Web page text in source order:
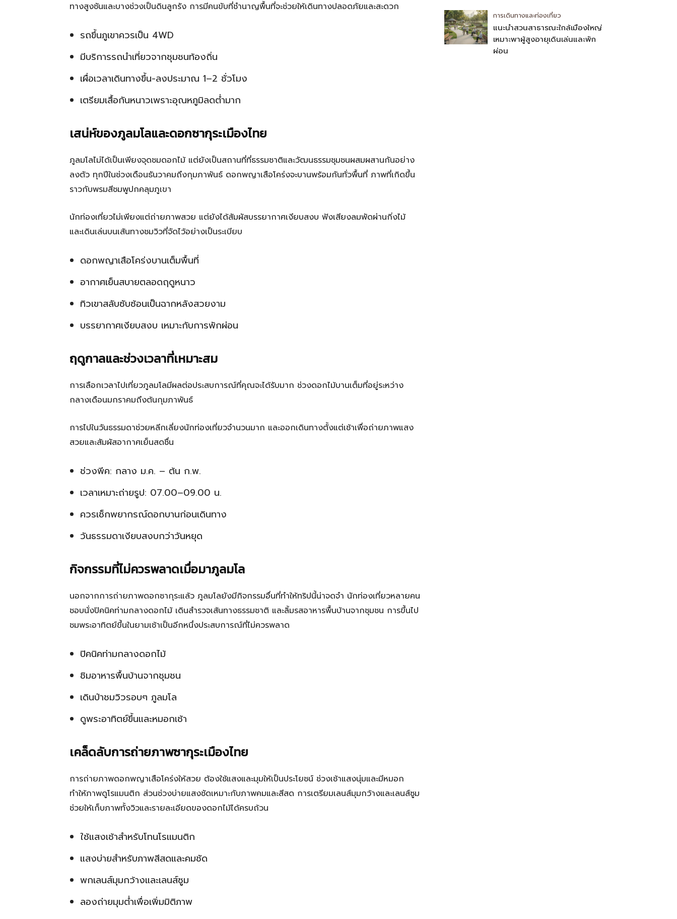
ทางสูงชันและบางช่วงเป็นดินลูกรัง การมีคนขับที่ชำนาญพื้นที่จะช่วยให้เดินทางปลอดภัยและสะดวก
รถขึ้นภูเขาควรเป็น 4WD
มีบริการรถนำเที่ยวจากชุมชนท้องถิ่น
เผื่อเวลาเดินทางขึ้น-ลงประมาณ 1–2 ชั่วโมง
เตรียมเสื้อกันหนาวเพราะอุณหภูมิลดต่ำมาก
เสน่ห์ของภูลมโลและดอกซากุระเมืองไทย
ภูลมโลไม่ได้เป็นเพียงจุดชมดอกไม้ แต่ยังเป็นสถานที่ที่ธรรมชาติและวัฒนธรรมชุมชนผสมผสานกันอย่าง
ลงตัว ทุกปีในช่วงเดือนธันวาคมถึงกุมภาพันธ์ ดอกพญาเสือโคร่งจะบานพร้อมกันทั่วพื้นที่ ภาพที่เกิดขึ้น
ราวกับพรมสีชมพูปกคลุมภูเขา
นักท่องเที่ยวไม่เพียงแต่ถ่ายภาพสวย แต่ยังได้สัมผัสบรรยากาศเงียบสงบ ฟังเสียงลมพัดผ่านกิ่งไม้
และเดินเล่นบนเส้นทางชมวิวที่จัดไว้อย่างเป็นระเบียบ
ดอกพญาเสือโคร่งบานเต็มพื้นที่
อากาศเย็นสบายตลอดฤดูหนาว
ทิวเขาสลับซับซ้อนเป็นฉากหลังสวยงาม
บรรยากาศเงียบสงบ เหมาะกับการพักผ่อน
ฤดูกาลและช่วงเวลาที่เหมาะสม
การเลือกเวลาไปเที่ยวภูลมโลมีผลต่อประสบการณ์ที่คุณจะได้รับมาก ช่วงดอกไม้บานเต็มที่อยู่ระหว่าง
กลางเดือนมกราคมถึงต้นกุมภาพันธ์
การไปในวันธรรมดาช่วยหลีกเลี่ยงนักท่องเที่ยวจำนวนมาก และออกเดินทางตั้งแต่เช้าเพื่อถ่ายภาพแสง
สวยและสัมผัสอากาศเย็นสดชื่น
ช่วงพีค: กลาง ม.ค. – ต้น ก.พ.
เวลาเหมาะถ่ายรูป: 07.00–09.00 น.
ควรเช็กพยากรณ์ดอกบานก่อนเดินทาง
วันธรรมดาเงียบสงบกว่าวันหยุด
กิจกรรมที่ไม่ควรพลาดเมื่อมาภูลมโล
นอกจากการถ่ายภาพดอกซากุระแล้ว ภูลมโลยังมีกิจกรรมอื่นที่ทำให้ทริปนี้น่าจดจำ นักท่องเที่ยวหลายคน
ชอบนั่งปิคนิคท่ามกลางดอกไม้ เดินสำรวจเส้นทางธรรมชาติ และลิ้มรสอาหารพื้นบ้านจากชุมชน การขึ้นไป
ชมพระอาทิตย์ขึ้นในยามเช้าเป็นอีกหนึ่งประสบการณ์ที่ไม่ควรพลาด
ปิคนิคท่ามกลางดอกไม้
ชิมอาหารพื้นบ้านจากชุมชน
เดินป่าชมวิวรอบๆ ภูลมโล
ดูพระอาทิตย์ขึ้นและหมอกเช้า
เคล็ดลับการถ่ายภาพซากุระเมืองไทย
การถ่ายภาพดอกพญาเสือโคร่งให้สวย ต้องใช้แสงและมุมให้เป็นประโยชน์ ช่วงเช้าแสงนุ่มและมีหมอก
ทำให้ภาพดูโรแมนติก ส่วนช่วงบ่ายแสงชัดเหมาะกับภาพคมและสีสด การเตรียมเลนส์มุมกว้างและเลนส์ซูม
ช่วยให้เก็บภาพทั้งวิวและรายละเอียดของดอกไม้ได้ครบถ้วน
ใช้แสงเช้าสำหรับโทนโรแมนติก
แสงบ่ายสำหรับภาพสีสดและคมชัด
พกเลนส์มุมกว้างและเลนส์ซูม
ลองถ่ายมุมต่ำเพื่อเพิ่มมิติภาพ
การเดินทางและท่องเที่ยว
แนะนำสวนสาธารณะใกล้เมืองใหญ่
เหมาะพาผู้สูงอายุเดินเล่นและพัก
ผ่อน